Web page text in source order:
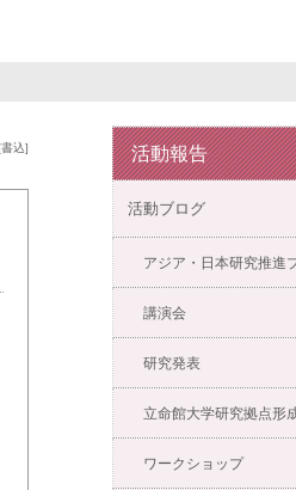
込] 活動報告
活動ブログ
アジア・日本研究推進
講演会
研究発表
立命館大学研究拠点形
ワークショップ